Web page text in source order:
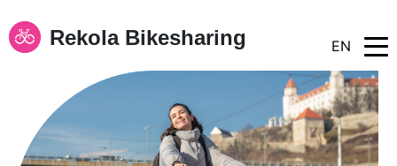
Rekola Bikesharing EN